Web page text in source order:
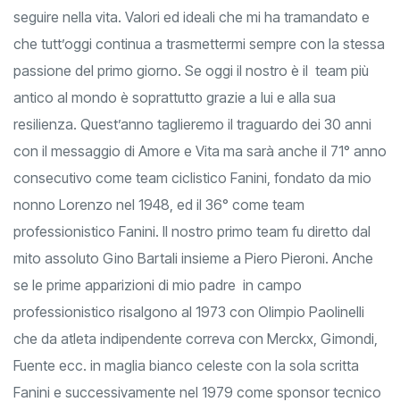
piccolo questa squadra, fondata sui valori principali da
seguire nella vita. Valori ed ideali che mi ha tramandato e
che tutt’oggi continua a trasmettermi sempre con la stessa
passione del primo giorno. Se oggi il nostro è il team più
antico al mondo è soprattutto grazie a lui e alla sua
resilienza. Quest’anno taglieremo il traguardo dei 30 anni
con il messaggio di Amore e Vita ma sarà anche il 71° anno
consecutivo come team ciclistico Fanini, fondato da mio
nonno Lorenzo nel 1948, ed il 36° come team
professionistico Fanini. Il nostro primo team fu diretto dal
mito assoluto Gino Bartali insieme a Piero Pieroni. Anche
se le prime apparizioni di mio padre in campo
professionistico risalgono al 1973 con Olimpio Paolinelli
che da atleta indipendente correva con Merckx, Gimondi,
Fuente ecc. in maglia bianco celeste con la sola scritta